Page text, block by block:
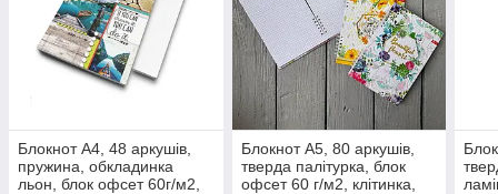
Блокнот А4, 48 аркушів,
пружина, обкладинка
льон, блок офсет 60г/м2,
Блокнот А5, 80 аркушів,
тверда палітурка, блок
офсет 60 г/м2, клітинка,